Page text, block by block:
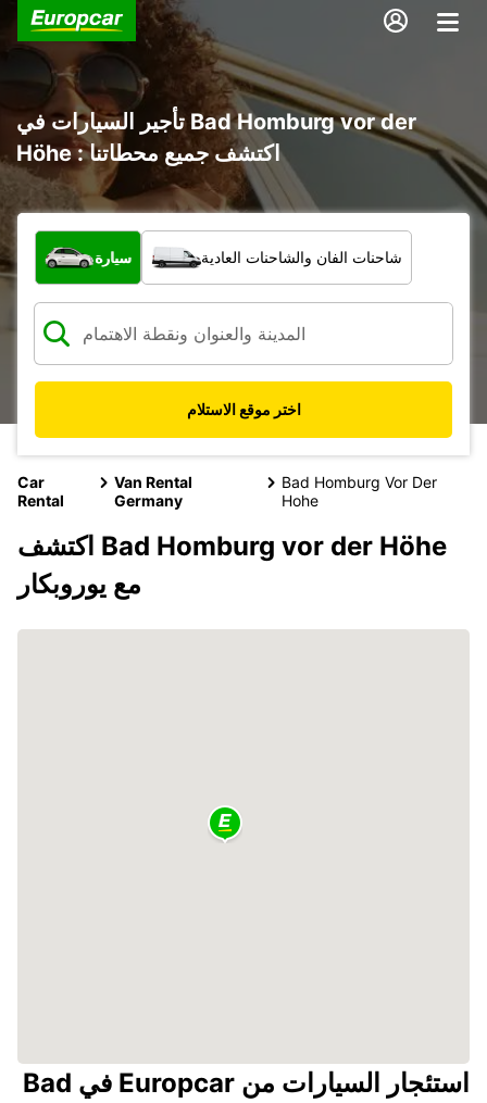
تأجير السيارات في Bad Homburg vor der
Höhe : اكتشف جميع محطاتنا
ما نوع المركبة؟
سيارة شاحنات الفان والشاحنات العادية
اختر موقع الاستلام
Car
Rental
Van Rental
Germany
Bad Homburg Vor Der
Hohe
اكتشف Bad Homburg vor der Höhe
مع يوروبكار
استئجار السيارات من Europcar في Bad